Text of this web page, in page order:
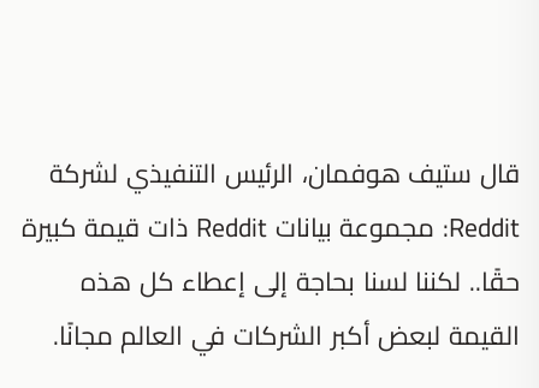
قال ستيف هوفمان، الرئيس التنفيذي لشركة
Reddit: مجموعة بيانات Reddit ذات قيمة كبيرة
حقًا.. لكننا لسنا بحاجة إلى إعطاء كل هذه
القيمة لبعض أكبر الشركات في العالم مجانًا.